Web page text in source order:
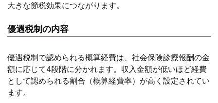
大きな節税効果につながります。
優遇税制の内容
優遇税制で認められる概算経費は、社会保険診療報酬の金
額に応じて4段階に分かれます。収入金額が低いほど経費
として認められる割合（概算経費率）が高く設定されてい
ます。